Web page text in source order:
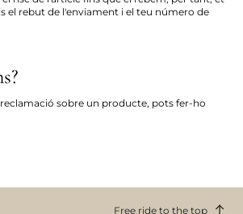
el rebut de l'enviament i el teu número de
sobre un producte, pots fer-ho
Free ride to the top